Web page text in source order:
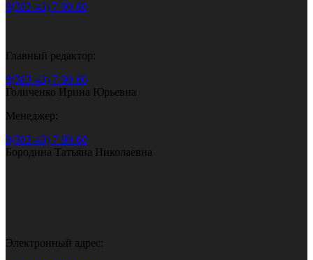
8(383-43) 7-90-60
Главный редактор:
8(383-43) 7-90-60
Голиченко Ирина Юрьевна
Менеджер:
8(383-43) 7-90-60
Бородина Татьяна Николаевна
Электронный адрес: